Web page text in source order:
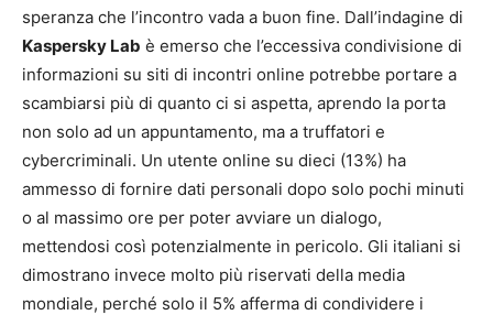
speranza che l’incontro vada a buon fine. Dall’indagine di
Kaspersky Lab è emerso che l’eccessiva condivisione di
informazioni su siti di incontri online potrebbe portare a
scambiarsi più di quanto ci si aspetta, aprendo la porta
non solo ad un appuntamento, ma a truffatori e
cybercriminali. Un utente online su dieci (13%) ha
ammesso di fornire dati personali dopo solo pochi minuti
o al massimo ore per poter avviare un dialogo,
mettendosi così potenzialmente in pericolo. Gli italiani si
dimostrano invece molto più riservati della media
mondiale, perché solo il 5% afferma di condividere i